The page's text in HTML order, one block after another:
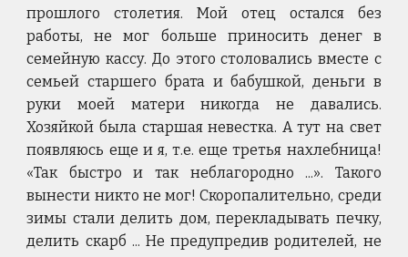
прошлого столетия. Мой отец остался без
работы, не мог больше приносить денег в
семейную кассу. До этого столовались вместе с
семьей старшего брата и бабушкой, деньги в
руки моей матери никогда не давались.
Хозяйкой была старшая невестка. А тут на свет
появляюсь еще и я, т.е. еще третья нахлебница!
«Так быстро и так неблагородно ...». Такого
вынести никто не мог! Скоропалительно, среди
зимы стали делить дом, перекладывать печку,
делить скарб ... Не предупредив родителей, не